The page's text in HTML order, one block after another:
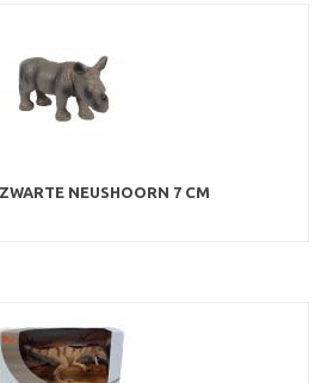
NEUSHOORN 7 CM